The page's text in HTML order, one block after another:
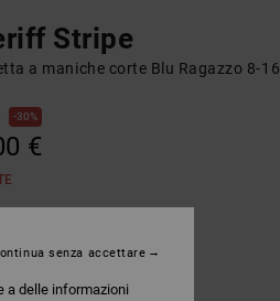
Stripe
a maniche corte Blu Ragazzo 8-16
30%
€
Blue
a delle informazioni
senza accettare